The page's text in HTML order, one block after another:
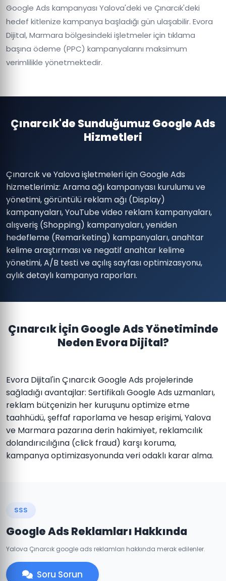
Google Ads kampanyası Yalova'deki ve Çınarcık'deki
hedef kitlenize kampanya başladığı gün ulaşabilir. Evora
Dijital, Marmara bölgesindeki işletmeler için tıklama
başına ödeme (PPC) kampanyalarını maksimum
verimlilikle yönetmektedir.
Çınarcık'de Sunduğumuz Google Ads
Hizmetleri
Çınarcık ve Yalova işletmeleri için Google Ads
hizmetlerimiz: Arama ağı kampanyası kurulumu ve
yönetimi, görüntülü reklam ağı (Display)
kampanyaları, YouTube video reklam kampanyaları,
alışveriş (Shopping) kampanyaları, yeniden
hedefleme (Remarketing) kampanyaları, anahtar
kelime araştırması ve negatif anahtar kelime
yönetimi, A/B testi ve açılış sayfası optimizasyonu,
aylık detaylı kampanya raporları.
Çınarcık İçin Google Ads Yönetiminde
Neden Evora Dijital?
Evora Dijital'in Çınarcık Google Ads projelerinde
sağladığı avantajlar: Sertifikalı Google Ads uzmanları,
reklam bütçenizin her kuruşunu optimize etme
taahhüdü, şeffaf raporlama ve hesap erişimi, Yalova
ve Marmara pazarına derin hakimiyet, reklamcılık
dolandırıcılığına (click fraud) karşı koruma,
kampanya optimizasyonunda veri odaklı karar alma.
SSS
Google Ads Reklamları Hakkında
Yalova Çınarcık google ads reklamları hakkında merak edilenler.
Soru Sorun